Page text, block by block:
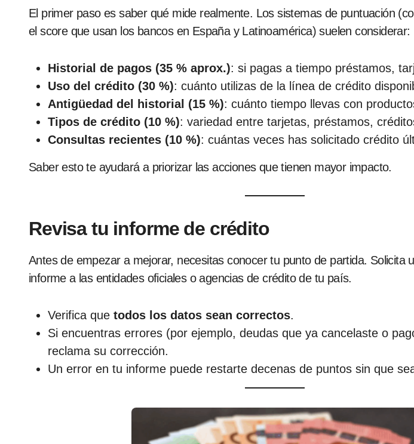
El primer paso es saber qué mide realmente. Los sistemas de puntuación
el score que usan los bancos en España y Latinoamérica) suelen considerar:
Historial de pagos (35 % aprox.): si pagas a tiempo préstamos,
Uso del crédito (30 %): cuánto utilizas de la línea de crédito
Antigüedad del historial (15 %): cuánto tiempo llevas con
Tipos de crédito (10 %): variedad entre tarjetas, préstamos,
Consultas recientes (10 %): cuántas veces has solicitado crédito
Saber esto te ayudará a priorizar las acciones que tienen mayor impacto.
Revisa tu informe de crédito
Antes de empezar a mejorar, necesitas conocer tu punto de partida. Solicita
informe a las entidades oficiales o agencias de crédito de tu país.
Verifica que todos los datos sean correctos.
Si encuentras errores (por ejemplo, deudas que ya cancelaste o
reclama su corrección.
Un error en tu informe puede restarte decenas de puntos sin que